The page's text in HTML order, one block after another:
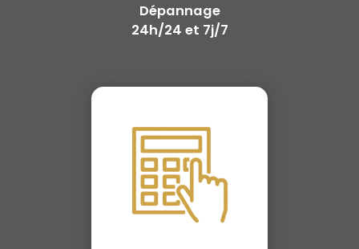
Dépannage
24h/24 et 7j/7